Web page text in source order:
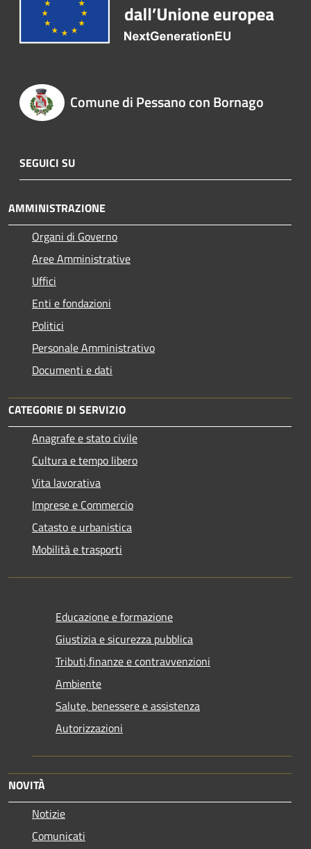
Comune di Pessano con Bornago
SEGUICI SU
AMMINISTRAZIONE
Organi di Governo
Aree Amministrative
Uffici
Enti e fondazioni
Politici
Personale Amministrativo
Documenti e dati
CATEGORIE DI SERVIZIO
Anagrafe e stato civile
Cultura e tempo libero
Vita lavorativa
Imprese e Commercio
Catasto e urbanistica
Mobilità e trasporti
Educazione e formazione
Giustizia e sicurezza pubblica
Tributi,finanze e contravvenzioni
Ambiente
Salute, benessere e assistenza
Autorizzazioni
NOVITÀ
Notizie
Comunicati